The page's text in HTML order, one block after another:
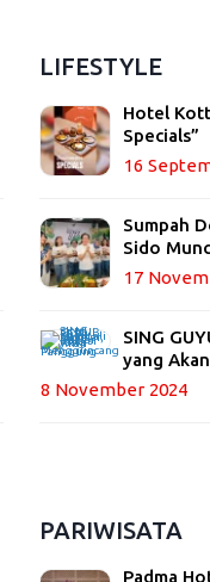
LIFESTYLE
Hotel
Specials”
16
Sumpah
Sido
17
SING
yang
8 November 2024
PARIWISATA
Padma